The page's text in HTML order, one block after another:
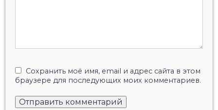
Сохранить моё имя, email и адрес сайта в этом
браузере для последующих моих комментариев.